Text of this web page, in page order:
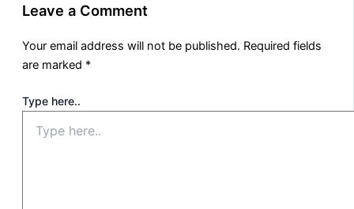
Leave a Comment
Your email address will not be published. Required fields
are marked *
Type here..